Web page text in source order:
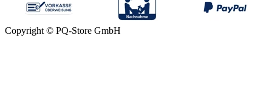
Copyright © PQ-Store GmbH